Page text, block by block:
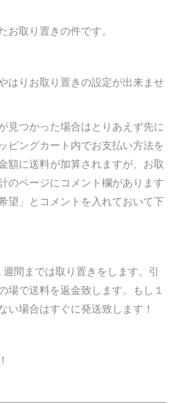
お取り置きの件です。
はりお取り置きの設定が出来ませ
見つかった場合はとりあえず先に
ピングカート内でお支払い方法を
額に送料が加算されますが、お取
のページにコメント欄があります
望」とコメントを入れておいて下
間までは取り置きをします。引
場で送料を返金致します。もし１
い場合はすぐに発送致します！